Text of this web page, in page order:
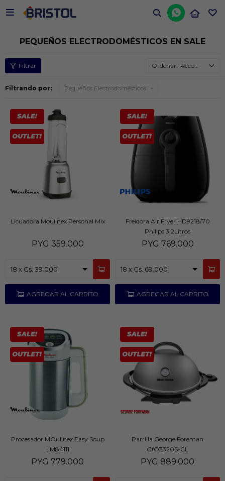


PEQUEÑOS ELECTRODOMÉSTICOS EN SALE
Recomendados
Filtrando por: Pequeños Electrodomésticos
Licuadora Moulinex Personal Mix
PYG 359.000
Freidora Air Fryer HD9218/70
Philips 3.2Litros
PYG 769.000
Procesador MOulinex Easy Soup
LM84111
PYG 779.000
Parrilla George Foreman
GfO3320S-CL
PYG 889.000